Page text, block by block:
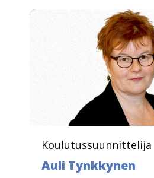
Koulutussuunnittelija
Auli Tynkkynen